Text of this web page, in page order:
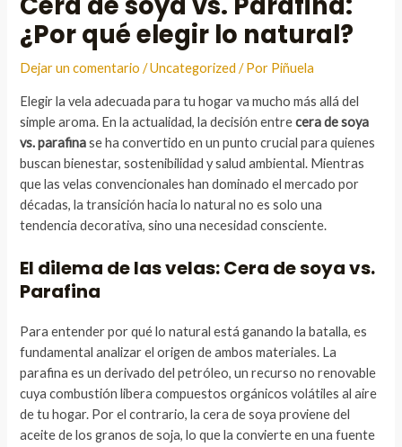
¿Por qué elegir lo natural?
Dejar un comentario /Uncategorized / Por Piñuela
Elegir la vela adecuada para tu hogar va mucho más allá del
simple aroma. En la actualidad, la decisión entrecera de soya
vs. parafinase ha convertido en un punto crucial para quienes
buscan bienestar, sostenibilidad y salud ambiental. Mientras
que las velas convencionales han dominado el mercado por
décadas, la transición hacia lo natural no es solo una
tendencia decorativa, sino una necesidad consciente.
El dilema de las velas: Cera de soya vs.
Parafina
Para entender por qué lo natural está ganando la batalla, es
fundamental analizar el origen de ambos materiales. La
parafina es un derivado del petróleo, un recurso no renovable
cuya combustión libera compuestos orgánicos volátiles al aire
de tu hogar. Por el contrario, la cera de soya proviene del
aceite de los granos de soja, lo que la convierte en una fuente